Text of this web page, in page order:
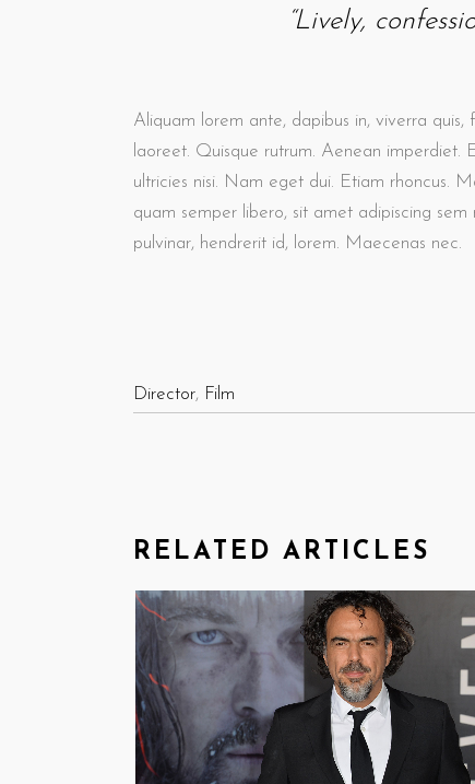
“Lively,
Aliquam lorem ante, dapibus in, viverra quis,
laoreet. Quisque rutrum. Aenean imperdiet.
ultricies nisi. Nam eget dui. Etiam rhoncus.
quam semper libero, sit amet adipiscing
pulvinar, hendrerit id, lorem. Maecenas nec.
Director, Film
RELATED ARTICLES